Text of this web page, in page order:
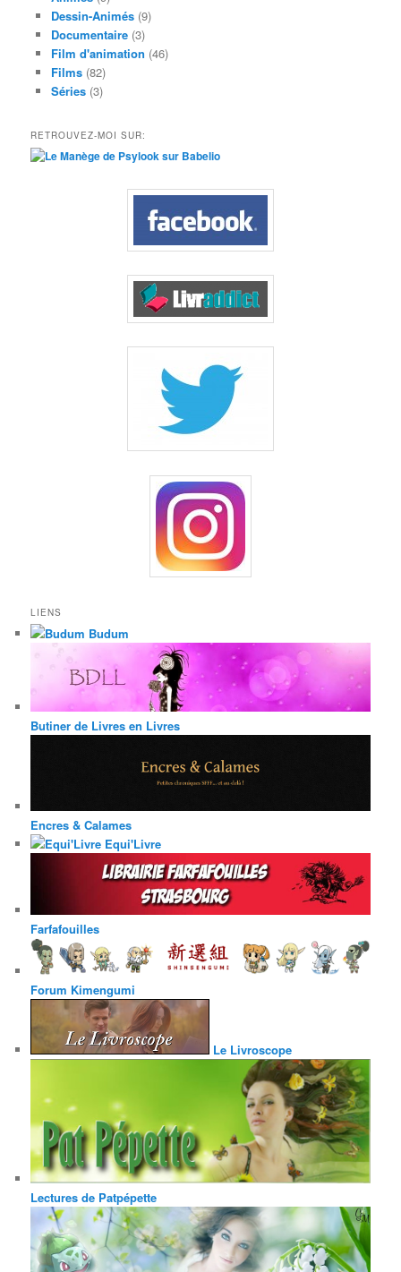
Dessin-Animés(9)
Documentaire(3)
Film d'animation (46)
Films(82)
Séries(3)
RETROUVEZ-MOI SUR:
LIENS
Budum
Butiner de Livres en Livres
Encres & Calames
Equi'Livre
Farfafouilles
Forum Kimengumi
Le Livroscope
Lectures de Patpépette